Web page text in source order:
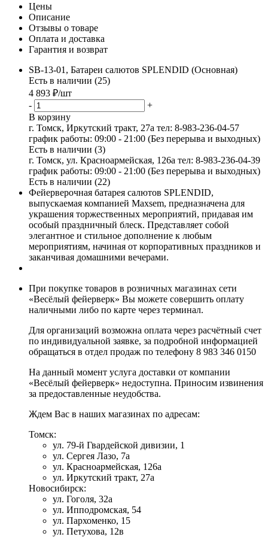
Цены
Описание
Отзывы о товаре
Оплата и доставка
Гарантия и возврат
SB-13-01, Батареи салютов SPLENDID (Основная)
Есть в наличии (25)
4 893 ₽/шт
-
+
В корзину
г. Томск, Иркутский тракт, 27а тел: 8-983-236-04-57
график работы: 09:00 - 21:00 (Без перерыва и выходных)
Есть в наличии (3)
г. Томск, ул. Красноармейская, 126а тел: 8-983-236-04-39
график работы: 09:00 - 21:00 (Без перерыва и выходных)
Есть в наличии (22)
Фейерверочная батарея салютов SPLENDID,
выпускаемая компанией Maxsem, предназначена для
украшения торжественных мероприятий, придавая им
особый праздничный блеск. Представляет собой
элегантное и стильное дополнение к любым
мероприятиям, начиная от корпоративных праздников и
заканчивая домашними вечерами.
При покупке товаров в розничных магазинах сети
«Весёлый фейерверк» Вы можете совершить оплату
наличными либо по карте через терминал.
Для организаций возможна оплата через расчётный счет
по индивидуальной заявке, за подробной информацией
обращаться в отдел продаж по телефону 8 983 346 0150
На данный момент услуга доставки от компании
«Весёлый фейерверк» недоступна. Приносим извинения
за предоставленные неудобства.
Ждем Вас в наших магазинах по адресам:
Томск:
ул. 79-й Гвардейской дивизии, 1
ул. Сергея Лазо, 7а
ул. Красноармейская, 126а
ул. Иркутский тракт, 27а
Новосибирск:
ул. Гоголя, 32а
ул. Ипподромская, 54
ул. Пархоменко, 15
ул. Петухова, 12в